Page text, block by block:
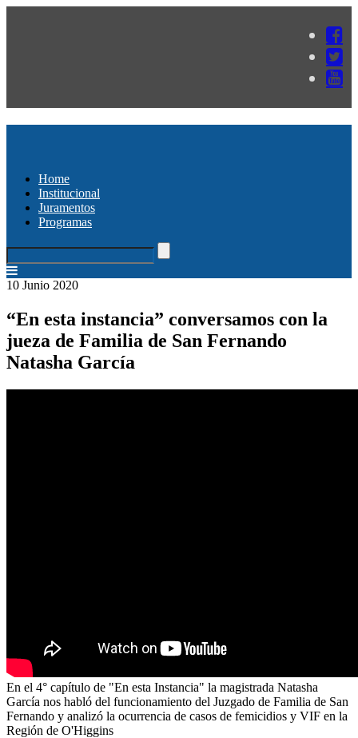
Home
Institucional
Juramentos
Programas
10 Junio 2020
“En esta instancia” conversamos con la
jueza de Familia de San Fernando
Natasha García
En el 4° capítulo de "En esta Instancia" la magistrada Natasha
García nos habló del funcionamiento del Juzgado de Familia de San
Fernando y analizó la ocurrencia de casos de femicidios y VIF en la
Región de O'Higgins